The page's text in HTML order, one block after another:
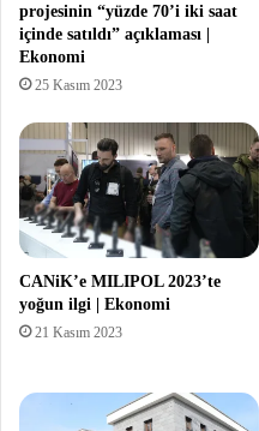
projesinin “yüzde 70’i iki saat
içinde satıldı” açıklaması |
Ekonomi
25 Kasım 2023
CANiK’e MILIPOL 2023’te
yoğun ilgi | Ekonomi
21 Kasım 2023